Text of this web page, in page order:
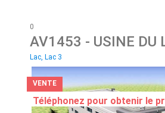
0
AV1453 - USINE DU
Lac, Lac 3
VENTE
Téléphonez pour obtenir le